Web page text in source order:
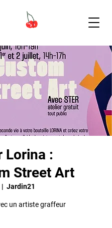
Lorina :
Street Art
|
Jardin21
un artiste graffeur